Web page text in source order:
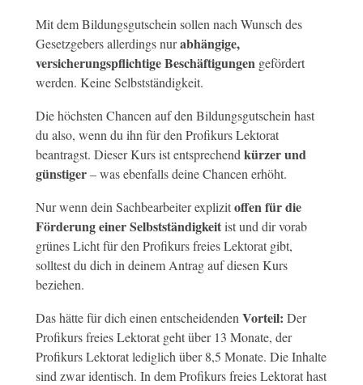
Mit dem Bildungsgutschein sollen nach Wunsch des
Gesetzgebers allerdings nurabhängige,
versicherungspflichtige Beschäftigungen gefördert
werden. Keine Selbstständigkeit.
Die höchsten Chancen auf den Bildungsgutschein hast
du also, wenn du ihn für den Profikurs Lektorat
beantragst. Dieser Kurs ist entsprechend kürzer und
günstiger– was ebenfalls deine Chancen erhöht.
Nur wenn dein Sachbearbeiter explizitoffen für die
Förderung einer Selbstständigkeitist und dir vorab
grünes Licht für den Profikurs freies Lektorat gibt,
solltest du dich in deinem Antrag auf diesen Kurs
beziehen.
Das hätte für dich einen entscheidenden Vorteil: Der
Profikurs freies Lektorat geht über 13 Monate, der
Profikurs Lektorat lediglich über 8,5 Monate. Die Inhalte
sind zwar identisch. In dem Profikurs freies Lektorat hast